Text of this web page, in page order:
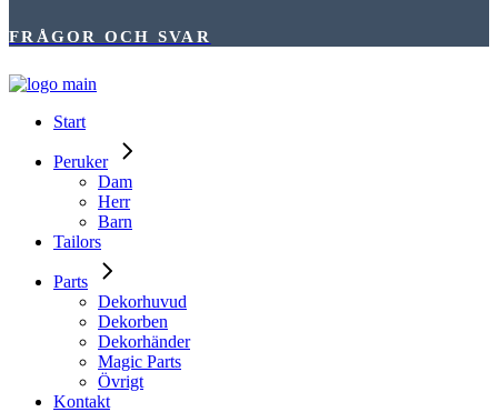
FRÅGOR OCH SVAR
Start
Peruker
Dam
Herr
Barn
Tailors
Parts
Dekorhuvud
Dekorben
Dekorhänder
Magic Parts
Övrigt
Kontakt